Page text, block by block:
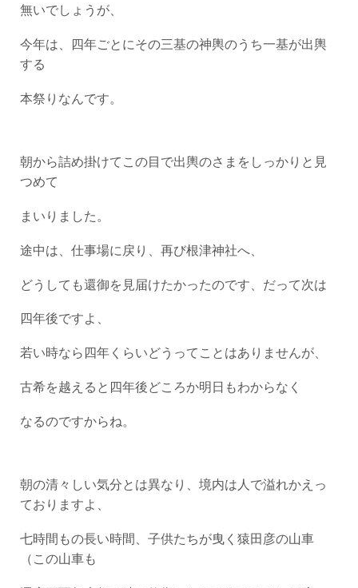
無いでしょうが、
今年は、四年ごとにその三基の神輿のうち一基が出輿
する
本祭りなんです。
朝から詰め掛けてこの目で出輿のさまをしっかりと見
つめて
まいりました。
途中は、仕事場に戻り、再び根津神社へ、
どうしても還御を見届けたかったのです、だって次は
四年後ですよ、
若い時なら四年くらいどうってことはありませんが、
古希を越えると四年後どころか明日もわからなく
なるのですからね。
朝の清々しい気分とは異なり、境内は人で溢れかえっ
ておりますよ、
七時間もの長い時間、子供たちが曳く猿田彦の山車
（この山車も